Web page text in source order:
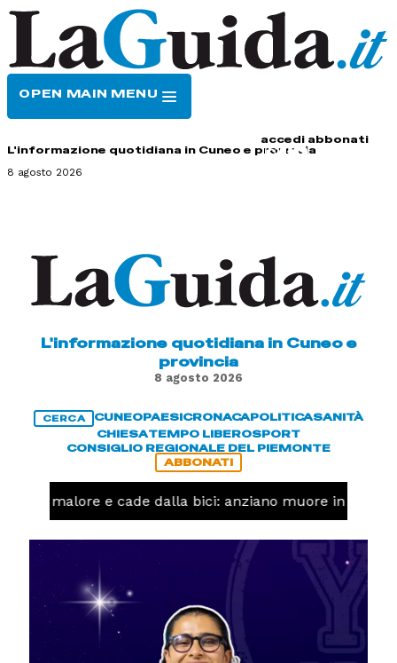
OPEN MAIN MENU
accedi abbonati
L'informazione quotidiana in Cuneo e provincia
8 agosto 2026
L'informazione quotidiana in Cuneo e
provincia
8 agosto 2026
CERCA CUNEOPAESICRONACAPOLITICASANITÀ
CHIESATEMPO LIBEROSPORT
CONSIGLIO REGIONALE DEL PIEMONTE
ABBONATI
un malore e cade dalla bici: anziano muore in corso